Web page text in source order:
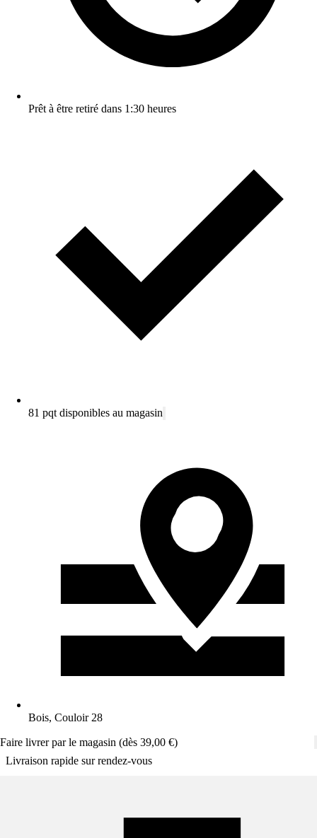
Prêt à être retiré dans 1:30 heures
81 pqt disponibles au magasin
Bois, Couloir 28
Faire livrer par le magasin (dès 39,00 €)
Livraison rapide sur rendez-vous